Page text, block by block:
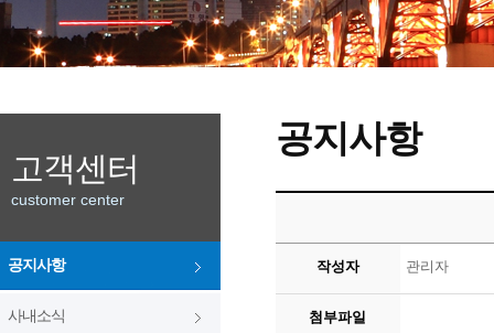
고객센터
customer center
공지사항
사내소식
공지사항
작성자 관리자
첨부파일